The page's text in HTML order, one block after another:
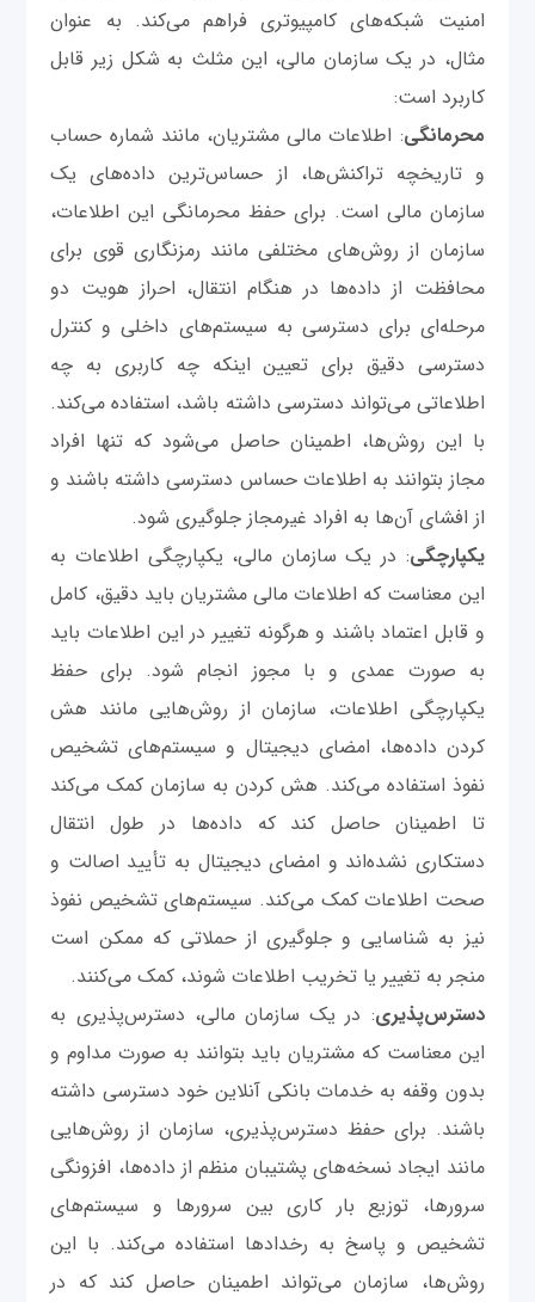
امنیت شبکه‌های کامپیوتری فراهم می‌کند. به عنوان
مثال، در یک سازمان مالی، این مثلث به شکل زیر قابل
کاربرد است:
محرمانگی: اطلاعات مالی مشتریان، مانند شماره حساب
و تاریخچه تراکنش‌ها، از حساس‌ترین داده‌های یک
سازمان مالی است. برای حفظ محرمانگی این اطلاعات،
سازمان از روش‌های مختلفی مانند رمزنگاری قوی برای
محافظت از داده‌ها در هنگام انتقال، احراز هویت دو
مرحله‌ای برای دسترسی به سیستم‌های داخلی و کنترل
دسترسی دقیق برای تعیین اینکه چه کاربری به چه
اطلاعاتی می‌تواند دسترسی داشته باشد، استفاده می‌کند.
با این روش‌ها، اطمینان حاصل می‌شود که تنها افراد
مجاز بتوانند به اطلاعات حساس دسترسی داشته باشند و
از افشای آن‌ها به افراد غیرمجاز جلوگیری شود.
یکپارچگی: در یک سازمان مالی، یکپارچگی اطلاعات به
این معناست که اطلاعات مالی مشتریان باید دقیق، کامل
و قابل اعتماد باشند و هرگونه تغییر در این اطلاعات باید
به صورت عمدی و با مجوز انجام شود. برای حفظ
یکپارچگی اطلاعات، سازمان از روش‌هایی مانند هش
کردن داده‌ها، امضای دیجیتال و سیستم‌های تشخیص
نفوذ استفاده می‌کند. هش کردن به سازمان کمک می‌کند
تا اطمینان حاصل کند که داده‌ها در طول انتقال
دستکاری نشده‌اند و امضای دیجیتال به تأیید اصالت و
صحت اطلاعات کمک می‌کند. سیستم‌های تشخیص نفوذ
نیز به شناسایی و جلوگیری از حملاتی که ممکن است
منجر به تغییر یا تخریب اطلاعات شوند، کمک می‌کنند.
دسترس‌پذیری: در یک سازمان مالی، دسترس‌پذیری به
این معناست که مشتریان باید بتوانند به صورت مداوم و
بدون وقفه به خدمات بانکی آنلاین خود دسترسی داشته
باشند. برای حفظ دسترس‌پذیری، سازمان از روش‌هایی
مانند ایجاد نسخه‌های پشتیبان منظم از داده‌ها، افزونگی
سرورها، توزیع بار کاری بین سرورها و سیستم‌های
تشخیص و پاسخ به رخدادها استفاده می‌کند. با این
روش‌ها، سازمان می‌تواند اطمینان حاصل کند که در